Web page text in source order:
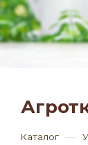
Каталог —